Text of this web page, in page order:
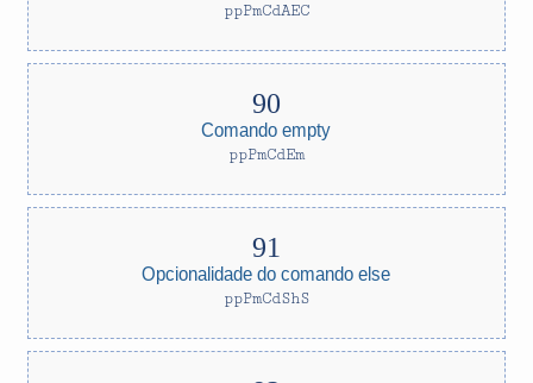
ppPmCdAEC
Comando empty
ppPmCdEm
Opcionalidade do comando else
ppPmCdShS